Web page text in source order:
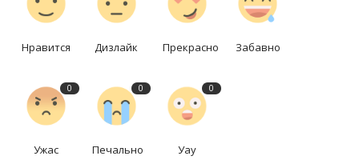
Нравится Дизлайк Прекрасно Забавно
0
Ужас
0
Печально
0
Уау